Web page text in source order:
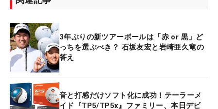
3年ぶりの新ツアーボールは「赤 or 黒」ど
っちを選ぶべき？ 石坂友宏と岩崎亜久竜の
答え
音と打感だけソフト化に成功！テーラーメ
イド『TP5/TP5x』ファミリー、本日デビ